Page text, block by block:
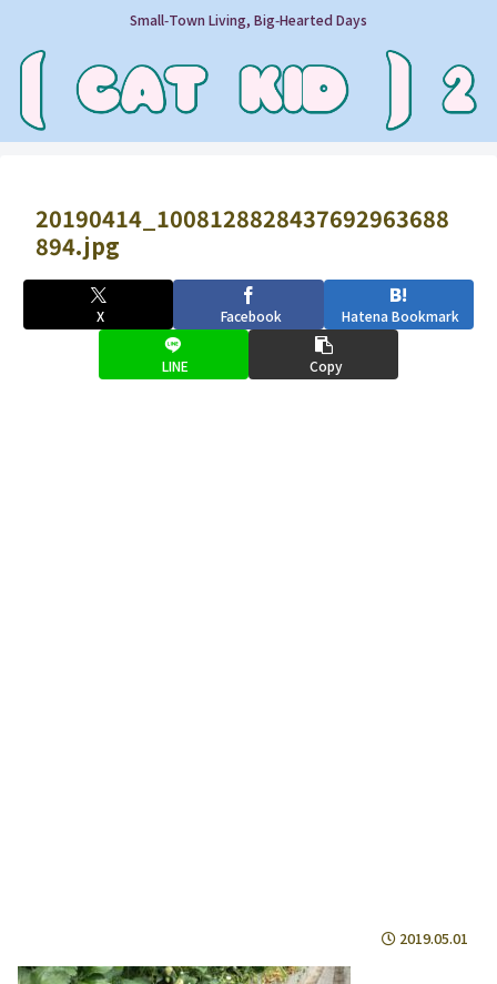
Small‑Town Living, Big‑Hearted Days
20190414_1008128828437692963688
894.jpg
X Facebook Hatena Bookmark
LINE Copy
2019.05.01